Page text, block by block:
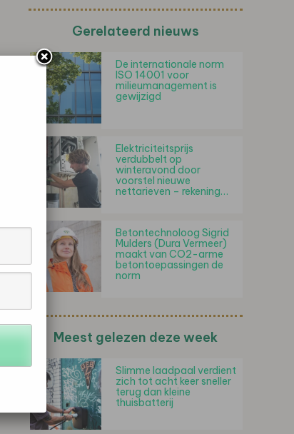
Gerelateerd nieuws
De internationale norm
ISO 14001 voor
milieumanagement is
gewijzigd
Elektriciteitsprijs
verdubbelt op
winteravond door
voorstel nieuwe
nettarieven – rekening…
Betontechnoloog Sigrid
Mulders (Dura Vermeer)
maakt van CO2-arme
betontoepassingen de
norm
Meest gelezen deze week
Slimme laadpaal verdient
zich tot acht keer sneller
terug dan kleine
thuisbatterij